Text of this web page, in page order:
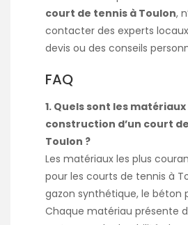
court de tennis à Toulon,
contacter des experts
devis ou des conseils
FAQ
1. Quels sont les
construction d’un court
Toulon ?
Les matériaux les plus
pour les courts de tennis à
gazon synthétique, le béton
Chaque matériau présente